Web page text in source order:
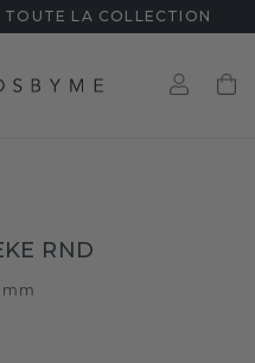
LA COLLECTION
RND